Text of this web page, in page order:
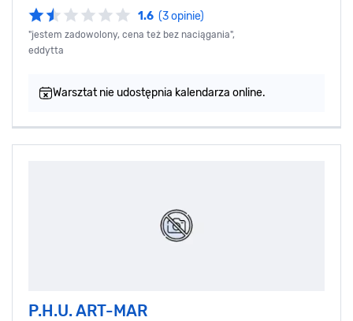
1.6 (3 opinie)
"jestem zadowolony, cena też bez naciągania",
eddytta
Warsztat nie udostępnia kalendarza online.
P.H.U. ART-MAR